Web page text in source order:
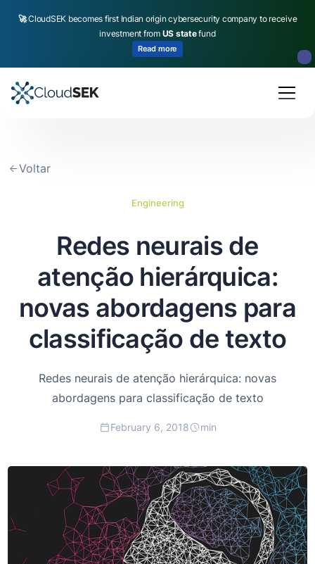
🚀CloudSEK becomes first Indian origin cybersecurity company to receive
investment from US statefund
Read more
Voltar
Engineering
Redes neurais de
atenção hierárquica:
novas abordagens para
classificação de texto
Redes neurais de atenção hierárquica: novas
abordagens para classificação de texto
February 6, 2018 min